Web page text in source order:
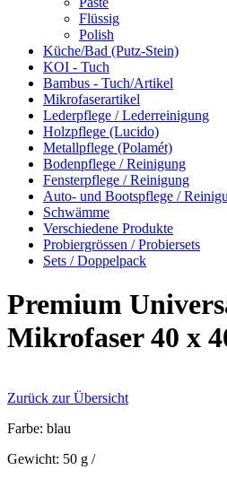
Flüssig
Polish
Küche/Bad (Putz-Stein)
KOI - Tuch
Bambus - Tuch/Artikel
Mikrofaserartikel
Lederpflege / Lederreinigung
Holzpflege (Lucido)
Metallpflege (Polamét)
Bodenpflege / Reinigung
Fensterpflege / Reinigung
Auto- und Bootspflege /
Schwämme
Verschiedene Produkte
Probiergrössen / Probiersets
Sets / Doppelpack
Premium
Mikrofaser 40 x
Zurück zur Übersicht
Farbe: blau
Gewicht: 50 g /